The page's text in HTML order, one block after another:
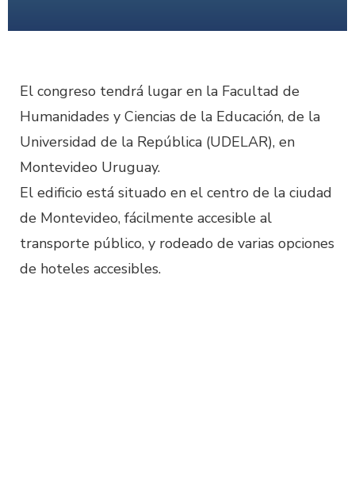
El congreso tendrá lugar en la Facultad de
Humanidades y Ciencias de la Educación, de la
Universidad de la República (UDELAR), en
Montevideo Uruguay.
El edificio está situado en el centro de la ciudad
de Montevideo, fácilmente accesible al
transporte público, y rodeado de varias opciones
de hoteles accesibles.